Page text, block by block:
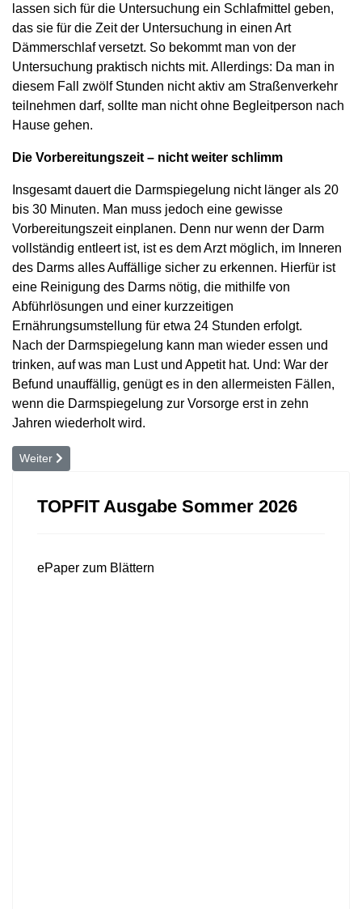
lassen sich für die Untersuchung ein Schlafmittel geben,
das sie für die Zeit der Untersuchung in einen Art
Dämmerschlaf versetzt. So bekommt man von der
Untersuchung praktisch nichts mit. Allerdings: Da man in
diesem Fall zwölf Stunden nicht aktiv am Straßenverkehr
teilnehmen darf, sollte man nicht ohne Begleitperson nach
Hause gehen.
Die Vorbereitungszeit – nicht weiter schlimm
Insgesamt dauert die Darmspiegelung nicht länger als 20
bis 30 Minuten. Man muss jedoch eine gewisse
Vorbereitungszeit einplanen. Denn nur wenn der Darm
vollständig entleert ist, ist es dem Arzt möglich, im Inneren
des Darms alles Auffällige sicher zu erkennen. Hierfür ist
eine Reinigung des Darms nötig, die mithilfe von
Abführlösungen und einer kurzzeitigen
Ernährungsumstellung für etwa 24 Stunden erfolgt.
Nach der Darmspiegelung kann man wieder essen und
trinken, auf was man Lust und Appetit hat. Und: War der
Befund unauffällig, genügt es in den allermeisten Fällen,
wenn die Darmspiegelung zur Vorsorge erst in zehn
Jahren wiederholt wird.
Nächster Beitrag: Bluthochdruck
Weiter
TOPFIT Ausgabe Sommer 2026
ePaper zum Blättern